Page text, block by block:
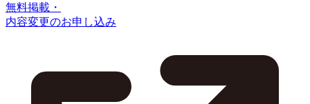
無料掲載・
内容変更のお申し込み